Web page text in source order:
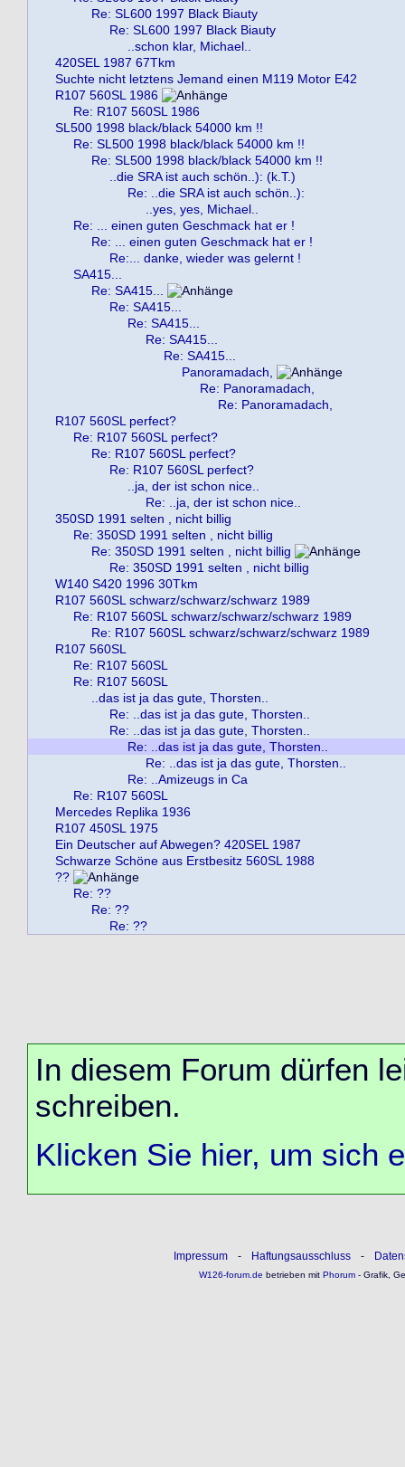
Re: SL600 1997 Black Biauty
Re: SL600 1997 Black Biauty
..schon klar, Michael..
420SEL 1987 67Tkm
Suchte nicht letztens Jemand einen M119 Motor E42
R107 560SL 1986
Re: R107 560SL 1986
SL500 1998 black/black 54000 km !!
Re: SL500 1998 black/black 54000 km !!
Re: SL500 1998 black/black 54000 km !!
..die SRA ist auch schön..): (k.T.)
Re: ..die SRA ist auch schön..):
..yes, yes, Michael..
Re: ... einen guten Geschmack hat er !
Re: ... einen guten Geschmack hat er !
Re:... danke, wieder was gelernt !
SA415...
Re: SA415...
Re: SA415...
Re: SA415...
Re: SA415...
Re: SA415...
Panoramadach,
Re: Panoramadach,
Re: Panoramadach,
R107 560SL perfect?
Re: R107 560SL perfect?
Re: R107 560SL perfect?
Re: R107 560SL perfect?
..ja, der ist schon nice..
Re: ..ja, der ist schon nice..
350SD 1991 selten , nicht billig
Re: 350SD 1991 selten , nicht billig
Re: 350SD 1991 selten , nicht billig
Re: 350SD 1991 selten , nicht billig
W140 S420 1996 30Tkm
R107 560SL schwarz/schwarz/schwarz 1989
Re: R107 560SL schwarz/schwarz/schwarz 1989
Re: R107 560SL schwarz/schwarz/schwarz 1989
R107 560SL
Re: R107 560SL
Re: R107 560SL
..das ist ja das gute, Thorsten..
Re: ..das ist ja das gute, Thorsten..
Re: ..das ist ja das gute, Thorsten..
Re: ..das ist ja das gute, Thorsten..
Re: ..das ist ja das gute, Thorsten..
Re: ..Amizeugs in Ca
Re: R107 560SL
Mercedes Replika 1936
R107 450SL 1975
Ein Deutscher auf Abwegen? 420SEL 1987
Schwarze Schöne aus Erstbesitz 560SL 1988
??
Re: ??
Re: ??
Re: ??
In diesem Forum dürfen
schreiben.
Klicken Sie hier, um sich
Impressum - Haftungsausschluss -
W126-forum.de betrieben mitPhorum- Grafik,